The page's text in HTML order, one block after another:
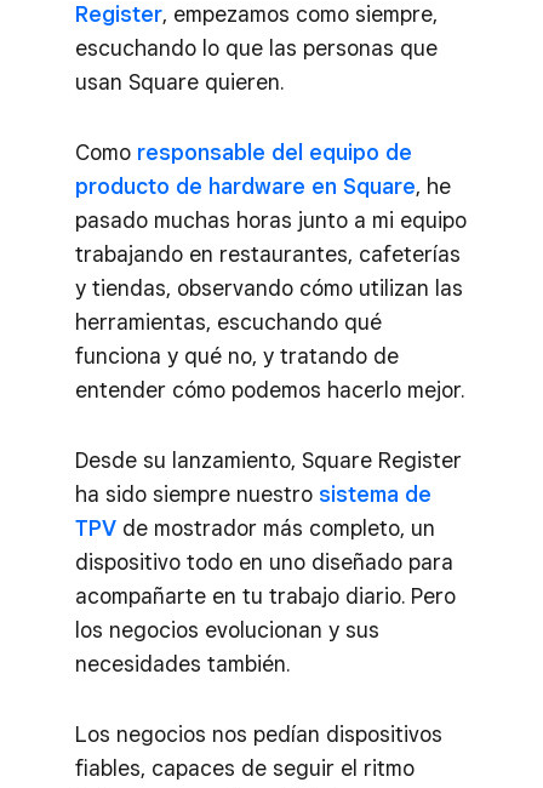
Register, empezamos como siempre,
escuchando lo que las personas que
usan Square quieren.
Como responsable del equipo de
producto de hardware en Square, he
pasado muchas horas junto a mi equipo
trabajando en restaurantes, cafeterías
y tiendas, observando cómo utilizan las
herramientas, escuchando qué
funciona y qué no, y tratando de
entender cómo podemos hacerlo mejor.
Desde su lanzamiento, Square Register
ha sido siempre nuestro sistema de
TPV de mostrador más completo, un
dispositivo todo en uno diseñado para
acompañarte en tu trabajo diario. Pero
los negocios evolucionan y sus
necesidades también.
Los negocios nos pedían dispositivos
fiables, capaces de seguir el ritmo